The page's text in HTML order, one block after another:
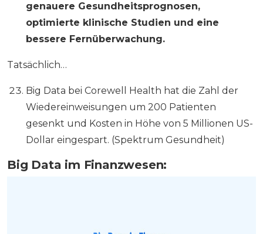
genauere Gesundheitsprognosen,
optimierte klinische Studien und eine
bessere Fernüberwachung.
Tatsächlich…
Big Data bei Corewell Health hat die Zahl der
Wiedereinweisungen um 200 Patienten
gesenkt und Kosten in Höhe von 5 Millionen US-
Dollar eingespart. (Spektrum Gesundheit)
Big Data im Finanzwesen: